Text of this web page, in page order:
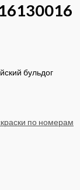
бульдог
по номерам